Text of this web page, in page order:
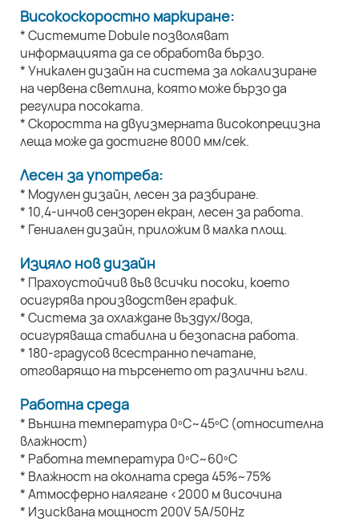
Високоскоростно маркиране:
* Системите Dobule позволяват
информацията да се обработва бързо.
* Уникален дизайн на система за локализиране
на червена светлина, която може бързо да
регулира посоката.
* Скоростта на двуизмерната високопрецизна
леща може да достигне 8000 мм/сек.
Лесен за употреба:
* Модулен дизайн, лесен за разбиране.
* 10,4-инчов сензорен екран, лесен за работа.
* Гениален дизайн, приложим в малка площ.
Изцяло нов дизайн
* Прахоустойчив във всички посоки, което
осигурява производствен график.
* Система за охлаждане въздух/вода,
осигуряваща стабилна и безопасна работа.
* 180-градусов всестранно печатане,
отговарящо на търсенето от различни ъгли.
Работна среда
* Външна температура 0ºC~45ºC (относителна
влажност)
* Работна температура 0ºC~60ºC
* Влажност на околната среда 45%~75%
* Атмосферно налягане <2000 м височина
* Изисквана мощност 200V 5A/50Hz